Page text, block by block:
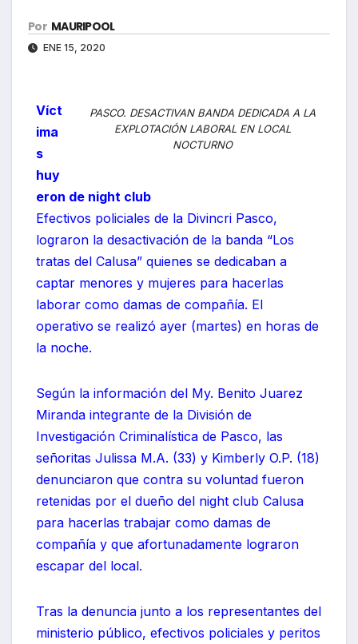
Por MAURIPOOL
ENE 15, 2020
PASCO. DESACTIVAN BANDA DEDICADA A LA
EXPLOTACIÓN LABORAL EN LOCAL
NOCTURNO
Víct
ima
s
huy
eron de night club
Efectivos policiales de la Divincri Pasco,
lograron la desactivación de la banda “Los
tratas del Calusa” quienes se dedicaban a
captar menores y mujeres para hacerlas
laborar como damas de compañía. El
operativo se realizó ayer (martes) en horas de
la noche.
Según la información del My. Benito Juarez
Miranda integrante de la División de
Investigación Criminalística de Pasco, las
señoritas Julissa M.A. (33) y Kimberly O.P. (18)
denunciaron que contra su voluntad fueron
retenidas por el dueño del night club Calusa
para hacerlas trabajar como damas de
compañía y que afortunadamente lograron
escapar del local.
Tras la denuncia junto a los representantes del
ministerio público, efectivos policiales y peritos